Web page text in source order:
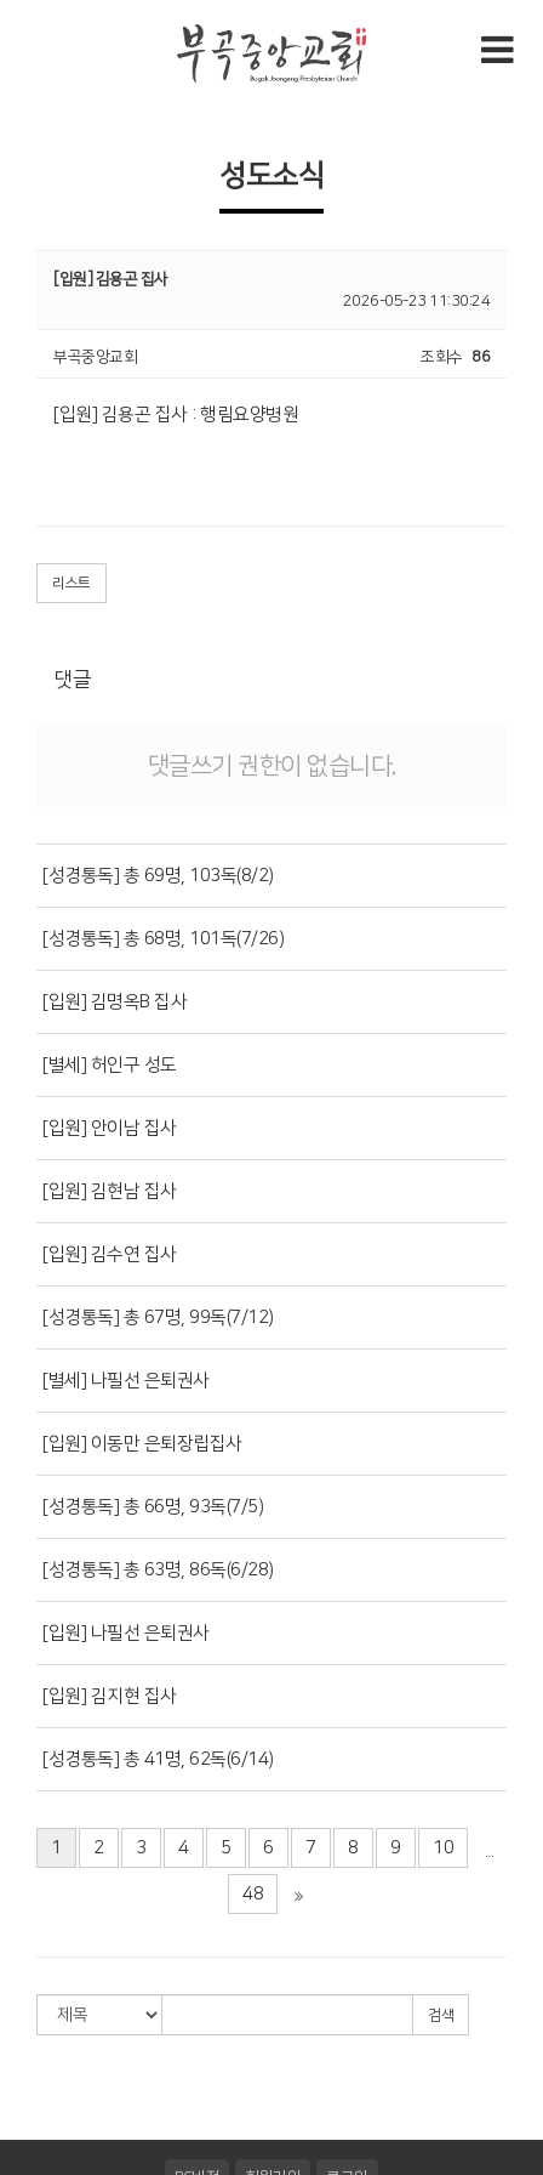
성도소식
[입원] 김용곤 집사
2026-05-23 11:30:24
부곡중앙교회 조회수 86
[입원] 김용곤 집사 : 행림요양병원
리스트
댓글
댓글쓰기 권한이 없습니다.
[성경통독] 총 69명, 103독(8/2)
[성경통독] 총 68명, 101독(7/26)
[입원] 김명옥B 집사
[별세] 허인구 성도
[입원] 안이남 집사
[입원] 김현남 집사
[입원] 김수연 집사
[성경통독] 총 67명, 99독(7/12)
[별세] 나필선 은퇴권사
[입원] 이동만 은퇴장립집사
[성경통독] 총 66명, 93독(7/5)
[성경통독] 총 63명, 86독(6/28)
[입원] 나필선 은퇴권사
[입원] 김지현 집사
[성경통독] 총 41명, 62독(6/14)
1 2 3 4 5 6 7 8 9 10
48
검색